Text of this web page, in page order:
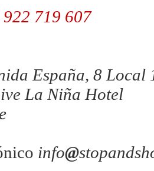
719 607
España, 8 Local
La Niña Hotel
info@